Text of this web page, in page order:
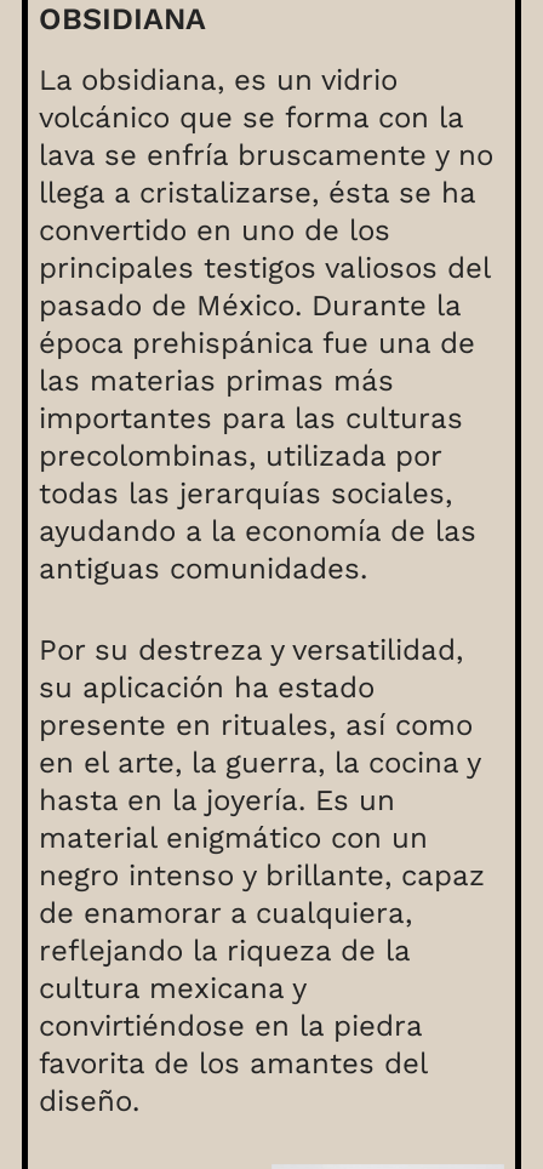
OBSIDIANA
La obsidiana, es un vidrio
volcánico que se forma con la
lava se enfría bruscamente y no
llega a cristalizarse, ésta se ha
convertido en uno de los
principales testigos valiosos del
pasado de México. Durante la
época prehispánica fue una de
las materias primas más
importantes para las culturas
precolombinas, utilizada por
todas las jerarquías sociales,
ayudando a la economía de las
antiguas comunidades.
Por su destreza y versatilidad,
su aplicación ha estado
presente en rituales, así como
en el arte, la guerra, la cocina y
hasta en la joyería. Es un
material enigmático con un
negro intenso y brillante, capaz
de enamorar a cualquiera,
reflejando la riqueza de la
cultura mexicana y
convirtiéndose en la piedra
favorita de los amantes del
diseño.